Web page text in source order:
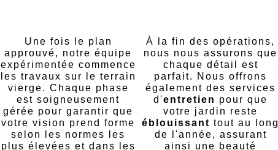
Une fois le plan
approuvé, notre équipe
expérimentée commence
les travaux sur le terrain
vierge. Chaque phase
est soigneusement
gérée pour garantir que
votre vision prend forme
selon les normes les
plus élevées et dans les
À la fin des opérations,
nous nous assurons que
chaque détail est
parfait. Nous offrons
également des services
d'entretien pour que
votre jardin reste
éblouissant tout au long
de l'année, assurant
ainsi une beauté